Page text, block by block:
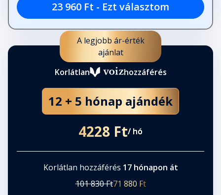
23 960 Ft - Ezt választom
A legjobb ár-érték
ajánlat
Korlátlan
hozzáférés
12 + 5 hónap ajándék
4228 Ft/ hó
Korlátlan hozzáférés 17 hónapon át
101 830 Ft71 880 Ft